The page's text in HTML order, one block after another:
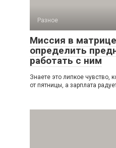
Разное
Миссия в
определить
работать с ним
Знаете это липкое чувство,
от пятницы, а зарплата